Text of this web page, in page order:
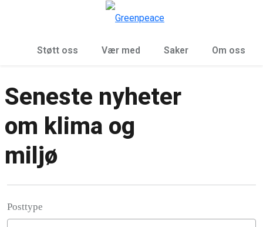
Støtt oss Vær med Saker Om oss
Seneste nyheter
om klima og
miljø
Posttype